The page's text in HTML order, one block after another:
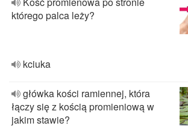
którego palca leży?
kciuka
główka kości ramiennej, która
łączy się z kością promieniową w
jakim stawie?